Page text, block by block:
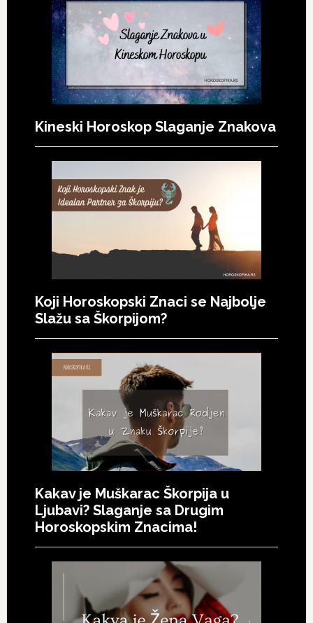
Kineski Horoskop Slaganje Znakova
Koji Horoskopski Znaci se Najbolje
Slažu sa Škorpijom?
Kakav je Muškarac Škorpija u
Ljubavi? Slaganje sa Drugim
Horoskopskim Znacima!